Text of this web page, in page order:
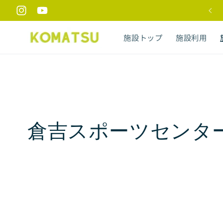
コンテ
ンツに
進む
InstagramYouTube
施設トップ 施設利用
コ
倉吉スポーツセンタ